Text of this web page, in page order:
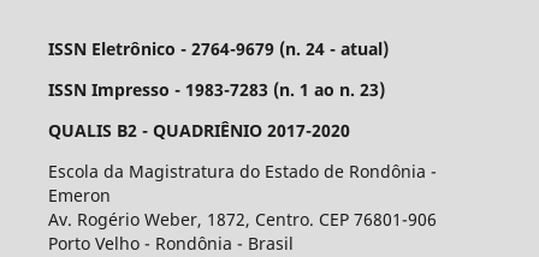
ISSN Eletrônico - 2764-9679 (n. 24 - atual)
ISSN Impresso - 1983-7283 (n. 1 ao n. 23)
QUALIS B2 - QUADRIÊNIO 2017-2020
Escola da Magistratura do Estado de Rondônia -
Emeron
Av. Rogério Weber, 1872, Centro. CEP 76801-906
Porto Velho - Rondônia - Brasil